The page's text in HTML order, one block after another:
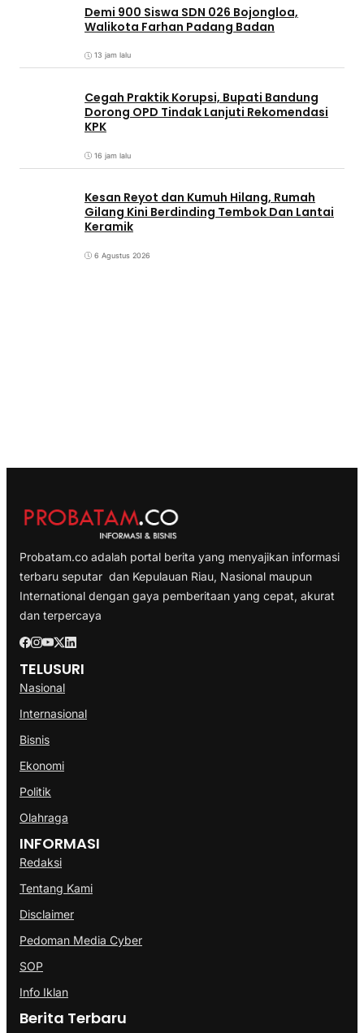
Demi 900 Siswa SDN 026 Bojongloa,
Walikota Farhan Padang Badan
13 jam lalu
Cegah Praktik Korupsi, Bupati Bandung
Dorong OPD Tindak Lanjuti Rekomendasi
KPK
16 jam lalu
Kesan Reyot dan Kumuh Hilang, Rumah
Gilang Kini Berdinding Tembok Dan Lantai
Keramik
6 Agustus 2026
Probatam.co adalah portal berita yang menyajikan informasi
terbaru seputar dan Kepulauan Riau, Nasional maupun
International dengan gaya pemberitaan yang cepat, akurat
dan terpercaya
TELUSURI
Nasional
Internasional
Bisnis
Ekonomi
Politik
Olahraga
INFORMASI
Redaksi
Tentang Kami
Disclaimer
Pedoman Media Cyber
SOP
Info Iklan
Berita Terbaru